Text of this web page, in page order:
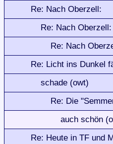
Re: Nach Oberzell:
Re: Nach Oberzell:
Re: Nach
Re: Licht ins Dunkel
schade (owt)
Re: Die
auch schön
Re: Heute in TF und